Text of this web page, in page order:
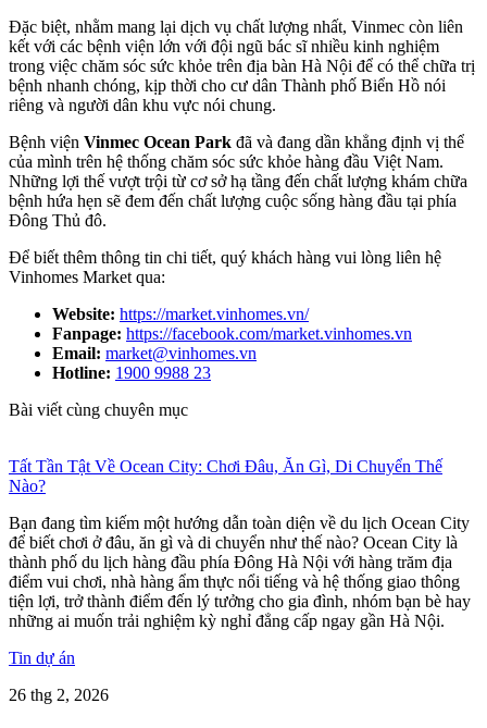
Đặc biệt, nhằm mang lại dịch vụ chất lượng nhất, Vinmec còn liên
kết với các bệnh viện lớn với đội ngũ bác sĩ nhiều kinh nghiệm
trong việc chăm sóc sức khỏe trên địa bàn Hà Nội để có thể chữa trị
bệnh nhanh chóng, kịp thời cho cư dân Thành phố Biển Hồ nói
riêng và người dân khu vực nói chung.
Bệnh viện Vinmec Ocean Park đã và đang dần khẳng định vị thể
của mình trên hệ thống chăm sóc sức khỏe hàng đầu Việt Nam.
Những lợi thế vượt trội từ cơ sở hạ tầng đến chất lượng khám chữa
bệnh hứa hẹn sẽ đem đến chất lượng cuộc sống hàng đầu tại phía
Đông Thủ đô.
Để biết thêm thông tin chi tiết, quý khách hàng vui lòng liên hệ
Vinhomes Market qua:
Website: https://market.vinhomes.vn/
Fanpage: https://facebook.com/market.vinhomes.vn
Email: market@vinhomes.vn
Hotline: 1900 9988 23
Bài viết cùng chuyên mục
Tất Tần Tật Về Ocean City: Chơi Đâu, Ăn Gì, Di Chuyển Thế
Nào?
Bạn đang tìm kiếm một hướng dẫn toàn diện về du lịch Ocean City
để biết chơi ở đâu, ăn gì và di chuyển như thế nào? Ocean City là
thành phố du lịch hàng đầu phía Đông Hà Nội với hàng trăm địa
điểm vui chơi, nhà hàng ẩm thực nổi tiếng và hệ thống giao thông
tiện lợi, trở thành điểm đến lý tưởng cho gia đình, nhóm bạn bè hay
những ai muốn trải nghiệm kỳ nghỉ đẳng cấp ngay gần Hà Nội.
Tin dự án
26 thg 2, 2026